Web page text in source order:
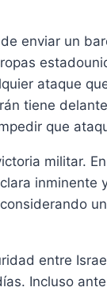
enviar un
ataque
tiene
que
militar.
inminente
entre
Incluso